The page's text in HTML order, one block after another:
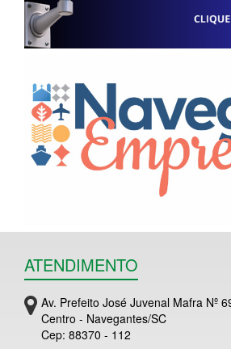
ATENDIMENTO
Av. Prefeito José Juvenal Mafra Nº
Centro - Navegantes/SC
Cep: 88370 - 112